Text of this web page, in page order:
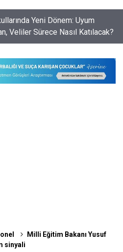
Fazlası Resen Atamadan
Milli Eğitim Bakanı Yusuf
sinyali